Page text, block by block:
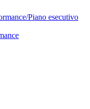
Piano esecutivo